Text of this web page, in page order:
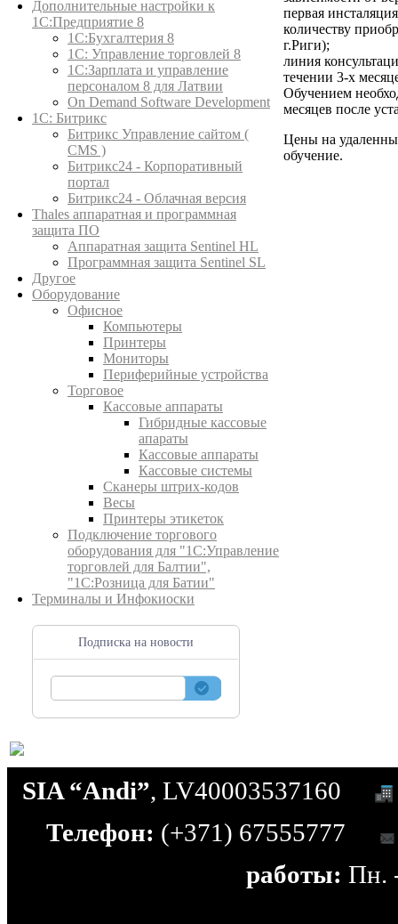
Дополнительные настройки к
1С:Предприятие 8
1С:Бухгалтерия 8
1C: Управление торговлей 8
1С:Зарплата и управление
персоналом 8 для Латвии
On Demand Software Development
1С: Битрикс
Битрикс Управление сайтом (
CMS )
Битрикс24 - Корпоративный
портал
Битрикс24 - Облачная версия
Thales аппаратная и программная
защита ПО
Аппаратная защита Sentinel HL
Программная защита Sentinel SL
Другое
Оборудование
Офисное
Компьютеры
Принтеры
Мониторы
Периферийные устройства
Торговое
Кассовые аппараты
Гибридные кассовые
апараты
Кассовые аппараты
Кассовые системы
Сканеры штрих-кодов
Весы
Принтеры этикеток
Подключение торгового
оборудования для "1С:Управление
торговлей для Балтии",
"1С:Розница для Батии"
Терминалы и Инфокиоски
Подписка на новости
первая
количеству
г.Риги);
линия
течении 3-х
Обучением
месяцев после
Цены на
обучение.
SIA “Andi”, LV40003537160
Телефон: (+371) 67555777
работы: Пн.